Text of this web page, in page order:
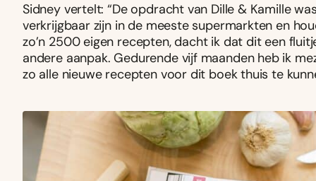
Sidney vertelt: “De opdracht van Dille & Kamille
verkrijgbaar zijn in de meeste supermarkten en
zo’n 2500 eigen recepten, dacht ik dat dit een
andere aanpak. Gedurende vijf maanden heb ik
zo alle nieuwe recepten voor dit boek thuis te